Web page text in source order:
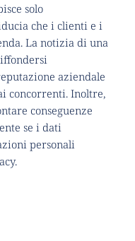
solo
che i clienti e i
La notizia di una
aziendale
concorrenti. Inoltre,
conseguenze
se i dati
personali